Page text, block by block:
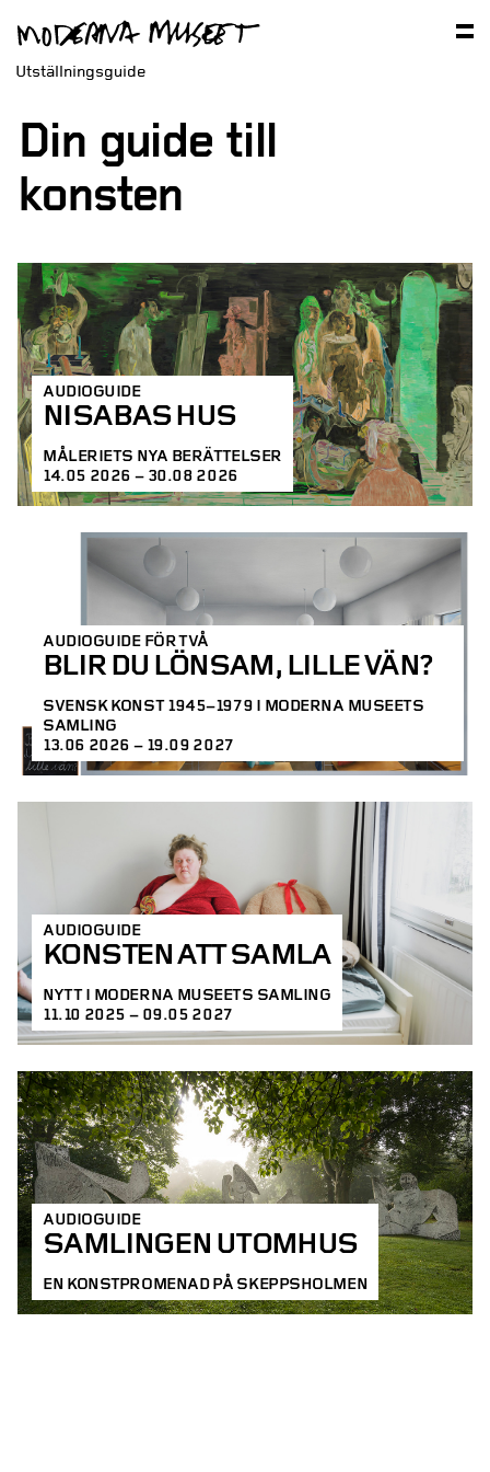
Utställningsguide
Din guide till
konsten
AUDIOGUIDE
NISABAS HUS
MÅLERIETS NYA BERÄTTELSER
14.05 2026 – 30.08 2026
AUDIOGUIDE FÖR TVÅ
BLIR DU LÖNSAM, LILLE VÄN?
SVENSK KONST 1945–1979 I MODERNA MUSEETS
SAMLING
13.06 2026 – 19.09 2027
AUDIOGUIDE
KONSTEN ATT SAMLA
NYTT I MODERNA MUSEETS SAMLING
11.10 2025 – 09.05 2027
AUDIOGUIDE
SAMLINGEN UTOMHUS
EN KONSTPROMENAD PÅ SKEPPSHOLMEN